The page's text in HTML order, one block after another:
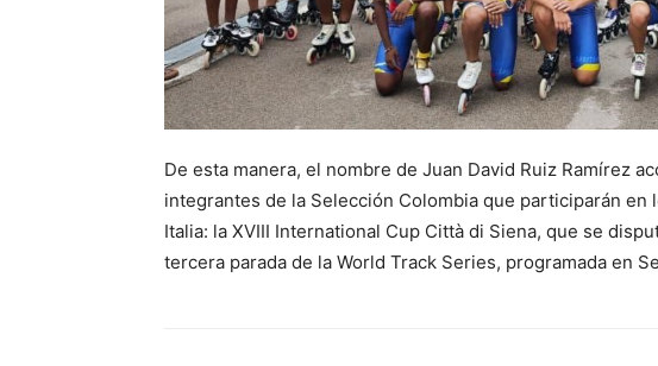
De esta manera, el nombre de Juan David Ruiz Ramírez
integrantes de la Selección Colombia que participarán
Italia: la XVIII International Cup Città di Siena, que se
tercera parada de la World Track Series, programada en